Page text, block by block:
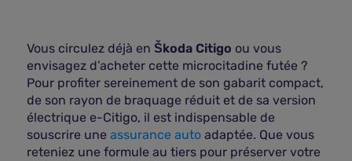
Vous circulez déjà en Škoda Citigo ou vous
envisagez d’acheter cette microcitadine futée ?
Pour profiter sereinement de son gabarit compact,
de son rayon de braquage réduit et de sa version
électrique e-Citigo, il est indispensable de
souscrire une assurance auto adaptée. Que vous
reteniez une formule au tiers pour préserver votre